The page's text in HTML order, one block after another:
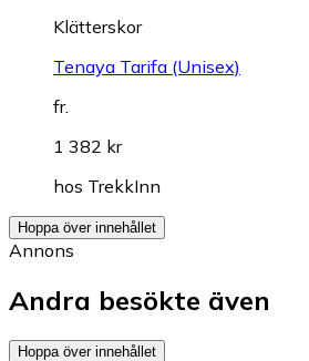
Klätterskor
Tenaya Tarifa (Unisex)
fr.
1 382 kr
hos TrekkInn
Hoppa över innehållet
Annons
Andra besökte även
Hoppa över innehållet